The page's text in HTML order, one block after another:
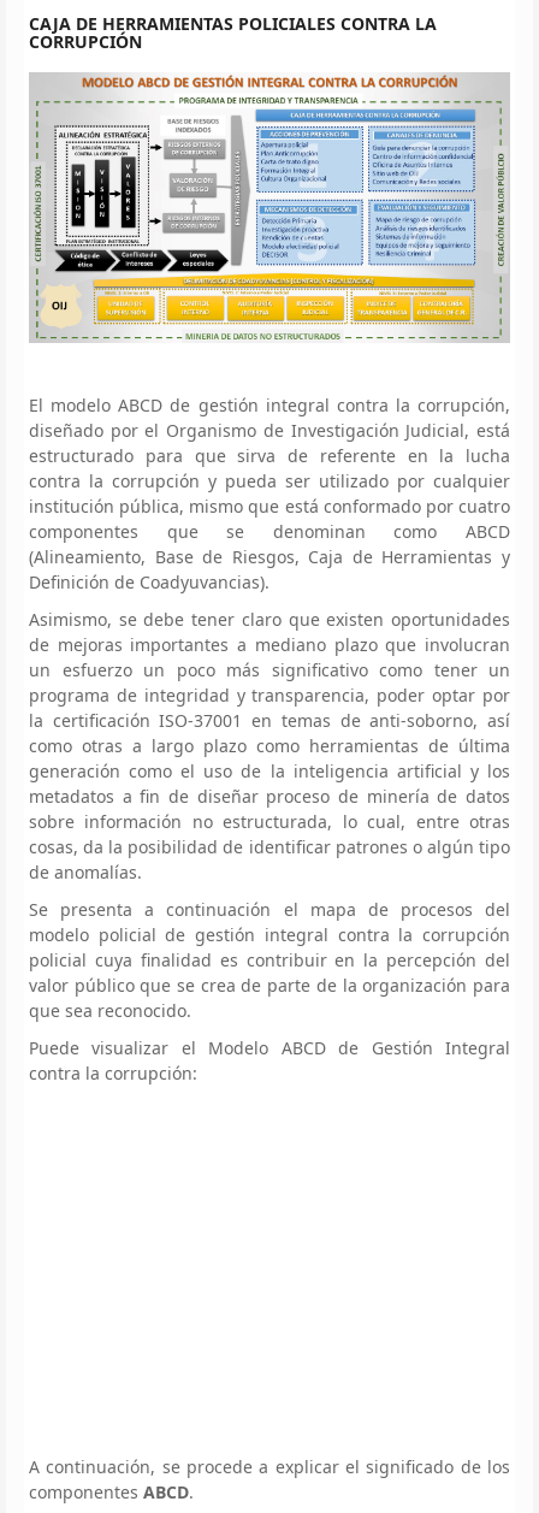
CAJA DE HERRAMIENTAS POLICIALES CONTRA LA
CORRUPCIÓN
El modelo ABCD de gestión integral contra la corrupción,
diseñado por el Organismo de Investigación Judicial, está
estructurado para que sirva de referente en la lucha
contra la corrupción y pueda ser utilizado por cualquier
institución pública, mismo que está conformado por cuatro
componentes que se denominan como ABCD
(Alineamiento, Base de Riesgos, Caja de Herramientas y
Definición de Coadyuvancias).
Asimismo, se debe tener claro que existen oportunidades
de mejoras importantes a mediano plazo que involucran
un esfuerzo un poco más significativo como tener un
programa de integridad y transparencia, poder optar por
la certificación ISO-37001 en temas de anti-soborno, así
como otras a largo plazo como herramientas de última
generación como el uso de la inteligencia artificial y los
metadatos a fin de diseñar proceso de minería de datos
sobre información no estructurada, lo cual, entre otras
cosas, da la posibilidad de identificar patrones o algún tipo
de anomalías.
Se presenta a continuación el mapa de procesos del
modelo policial de gestión integral contra la corrupción
policial cuya finalidad es contribuir en la percepción del
valor público que se crea de parte de la organización para
que sea reconocido.
Puede visualizar el Modelo ABCD de Gestión Integral
contra la corrupción:
A continuación, se procede a explicar el significado de los
componentes ABCD.